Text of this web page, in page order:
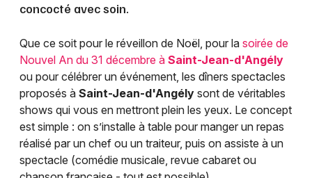
concocté avec soin.
Que ce soit pour le réveillon de Noël, pour la soirée de
Nouvel An du 31 décembre à Saint-Jean-d'Angély
ou pour célébrer un événement, les dîners spectacles
proposés à Saint-Jean-d'Angély sont de véritables
shows qui vous en mettront plein les yeux. Le concept
est simple : on s’installe à table pour manger un repas
réalisé par un chef ou un traiteur, puis on assiste à un
spectacle (comédie musicale, revue cabaret ou